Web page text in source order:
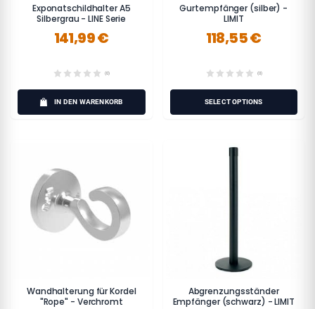
Exponatschildhalter A5
Silbergrau - LINE Serie
141,99 €
(0)
IN DEN WARENKORB
Gurtempfänger (silber) -
LIMIT
118,55 €
(0)
SELECT OPTIONS
Wandhalterung für Kordel
"Rope" - Verchromt
Abgrenzungsständer
Empfänger (schwarz) - LIMIT